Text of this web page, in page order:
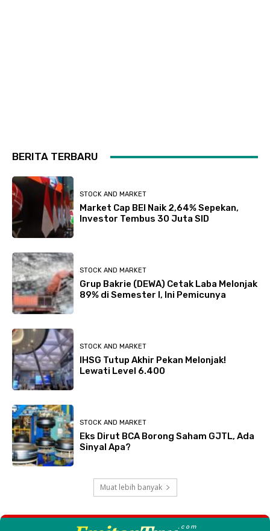
BERITA TERBARU
STOCK AND MARKET
Market Cap BEI Naik 2,64% Sepekan,
Investor Tembus 30 Juta SID
STOCK AND MARKET
Grup Bakrie (DEWA) Cetak Laba Melonjak
89% di Semester I, Ini Pemicunya
STOCK AND MARKET
IHSG Tutup Akhir Pekan Melonjak!
Lewati Level 6.400
STOCK AND MARKET
Eks Dirut BCA Borong Saham GJTL, Ada
Sinyal Apa?
Muat lebih banyak
.com